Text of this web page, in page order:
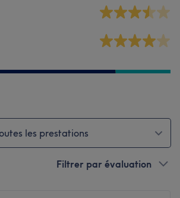
les prestations
Filtrer par évaluation